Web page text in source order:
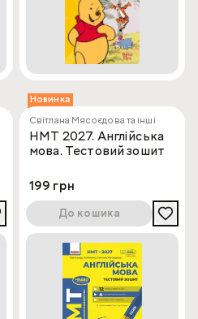
Новинка
Світлана Мясоєдова та інші
НМТ 2027. Англійська
мова. Тестовий зошит
199 грн
До кошика